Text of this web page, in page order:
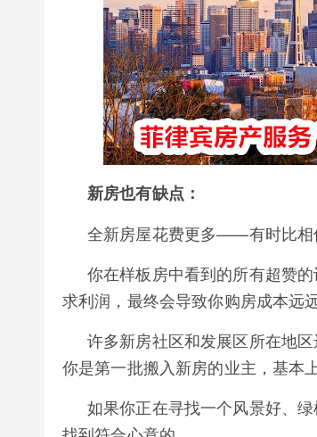
新房也有缺点：
全新房屋花费更多——有时比相
你在样板房中看到的所有超赞
求利润，最终会导致你购房成本远
许多新房社区和发展区所在地
你是第一批搬入新房的业主，基本
如果你正在寻找一个风景好、